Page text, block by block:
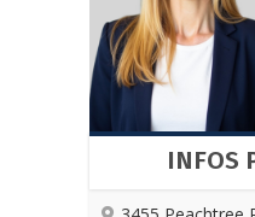
INFOS